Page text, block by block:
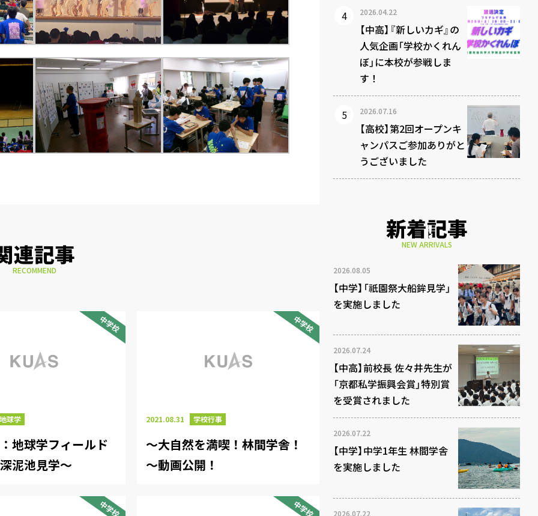
連記事
RECOMMEND
中学校
地球学
地球学フィールド
泥池見学～
中学校
2021.08.31 学校行事
～大自然を満喫！林間学舎！
～動画公開！
中学校 中学校
2026.04.22
【中高】『新しいカギ』の
人気企画「学校かくれん
ぼ」に本校が参戦しま
す！
2026.07.16
【高校】第2回オープンキ
ャンパスご参加ありがと
うございました
新着記事
NEW ARRIVALS
2026.08.05
【中学】「祇園祭大船鉾見学」
を実施しました
2026.07.24
【中高】前校長 佐々井先生が
「京都私学振興会賞」特別賞
を受賞されました
2026.07.22
【中学】中学1年生 林間学舎
を実施しました
2026.07.22